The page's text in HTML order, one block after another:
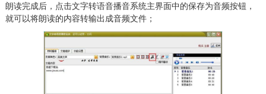
朗读完成后，点击文字转语音播音系统主界面中的保存为音频按钮，
就可以将朗读的内容转输出成音频文件；